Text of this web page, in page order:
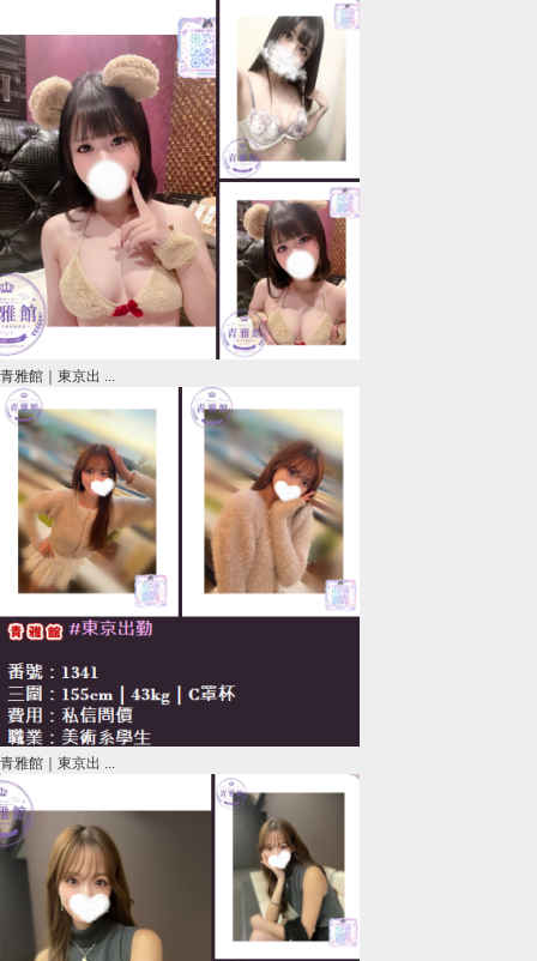
青雅館｜東京出 ...
青雅館｜東京出 ...